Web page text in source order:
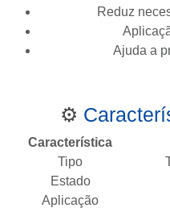
Reduz
Ajuda a
⚙️
Característica
Tipo
Estado
Aplicação